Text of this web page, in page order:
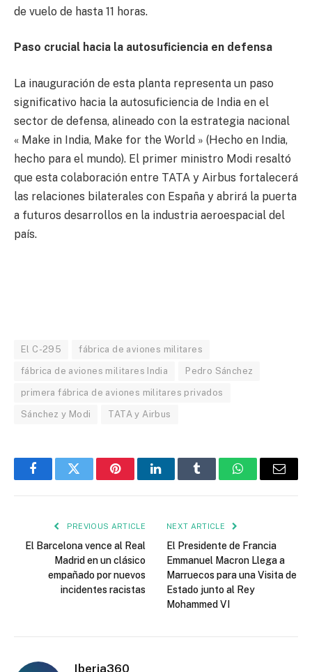
de vuelo de hasta 11 horas.
Paso crucial hacia la autosuficiencia en defensa
La inauguración de esta planta representa un paso
significativo hacia la autosuficiencia de India en el
sector de defensa, alineado con la estrategia nacional
« Make in India, Make for the World » (Hecho en India,
hecho para el mundo). El primer ministro Modi resaltó
que esta colaboración entre TATA y Airbus fortalecerá
las relaciones bilaterales con España y abrirá la puerta
a futuros desarrollos en la industria aeroespacial del
país.
El C-295 fábrica de aviones militares
fábrica de aviones militares India Pedro Sánchez
primera fábrica de aviones militares privados
Sánchez y Modi TATA y Airbus
FacebookTwitter PinterestLinkedInTumblr WhatsAppEmail
PREVIOUS ARTICLE
El Barcelona vence al Real
Madrid en un clásico
empañado por nuevos
incidentes racistas
NEXT ARTICLE
El Presidente de Francia
Emmanuel Macron Llega a
Marruecos para una Visita de
Estado junto al Rey
Mohammed VI
Iberia360